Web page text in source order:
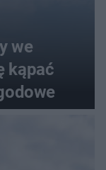
we
kąpać